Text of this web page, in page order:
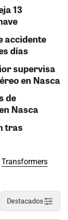
13
accidente
días
supervisa
en Nasca
de
Nasca
tras
Transformers
Destacados